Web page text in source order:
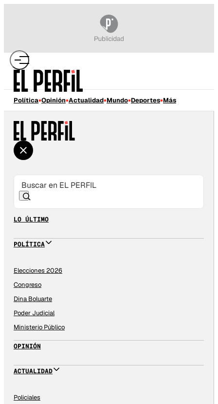
Política Opinión Actualidad Mundo Deportes Más
LO ÚLTIMO
POLÍTICA
Elecciones 2026
Congreso
Dina Boluarte
Poder Judicial
Ministerio Público
OPINIÓN
ACTUALIDAD
Policiales